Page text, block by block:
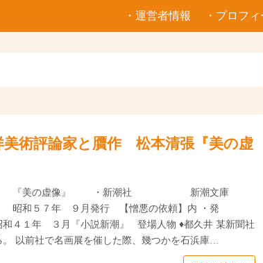
・運営者情報 ・プロフ
美術評論家と贋作 松本清張『美の虚
の虚像』 ・新潮社 新潮文庫
年 ９月発行 【憎悪の依頼】内 ・発
月『小説新潮』 登場人物 ♦都久井 某新聞社
。 以前社で名画展を催した際、幾つかを石浜庫…